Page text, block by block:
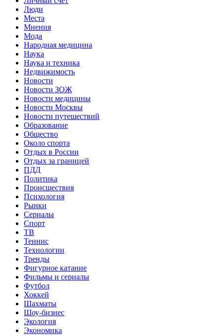
Люди
Места
Мнения
Мода
Народная медицина
Наука
Наука и техника
Недвижимость
Новости
Новости ЗОЖ
Новости медицины
Новости Москвы
Новости путешествий
Образование
Общество
Около спорта
Отдых в России
Отдых за границей
ПДД
Политика
Происшествия
Психология
Рынки
Сериалы
Спорт
ТВ
Теннис
Технологии
Тренды
Фигурное катание
Фильмы и сериалы
Футбол
Хоккей
Шахматы
Шоу-бизнес
Экология
Экономика